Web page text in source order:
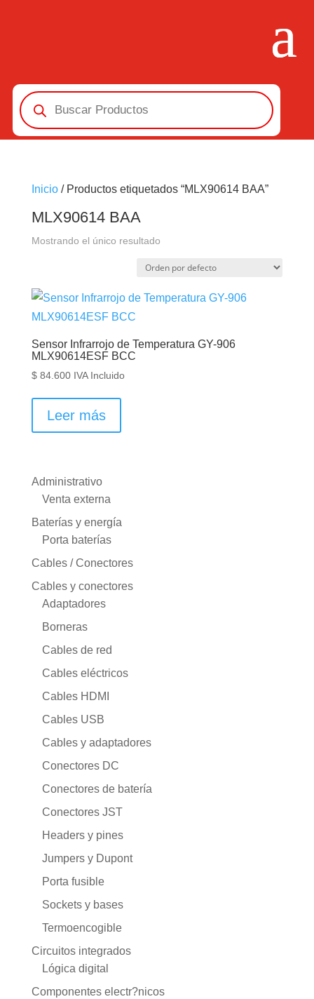
Búsqueda
de
productos
Inicio/ Productos etiquetados “MLX90614 BAA”
MLX90614 BAA
Mostrando el único resultado
Sensor Infrarrojo de Temperatura GY-906
MLX90614ESF BCC
$84.600 IVA Incluido
Leer más
Administrativo
Venta externa
Baterías y energía
Porta baterías
Cables / Conectores
Cables y conectores
Adaptadores
Borneras
Cables de red
Cables eléctricos
Cables HDMI
Cables USB
Cables y adaptadores
Conectores DC
Conectores de batería
Conectores JST
Headers y pines
Jumpers y Dupont
Porta fusible
Sockets y bases
Termoencogible
Circuitos integrados
Lógica digital
Componentes electr?nicos